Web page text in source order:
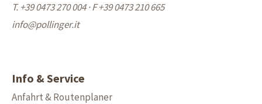
T. +39 0473 270 004·F +39 0473 210 665
info@pollinger.it
Info & Service
Anfahrt & Routenplaner